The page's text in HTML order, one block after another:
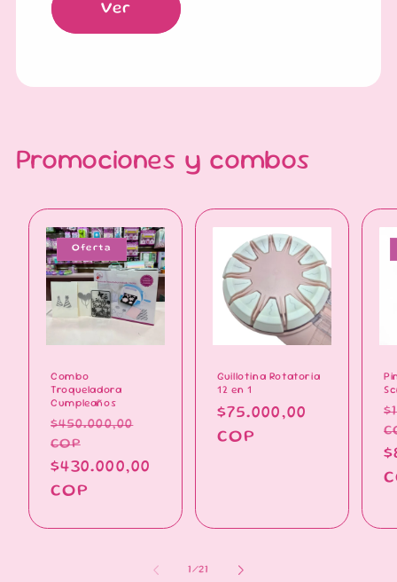
Ver
Promociones y combos
Oferta
Combo
Troqueladora
Cumpleaños
Precio
habitual
$450.000,00
COP
Precio
de
$430.000,00
COP
Guillotina Rotatoria
12 en 1
Precio
habitual
$75.000,00
COP
1/de
21